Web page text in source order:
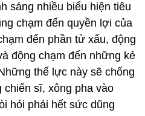
sáng nhiều biểu hiện tiêu
chạm đến quyền lợi của
đến phần tử xấu, động
động chạm đến những kẻ
thế lực này sẽ chống
sĩ, xông pha vào
hỏi phải hết sức dũng